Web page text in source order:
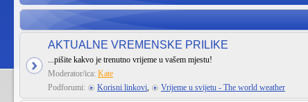
AKTUALNE VREMENSKE PRILIKE
...pišite kakvo je trenutno vrijeme u vašem mjestu!
Moderator/ica: Kate
Podforumi:
Korisni linkovi, Vrijeme u svijetu - The world weather